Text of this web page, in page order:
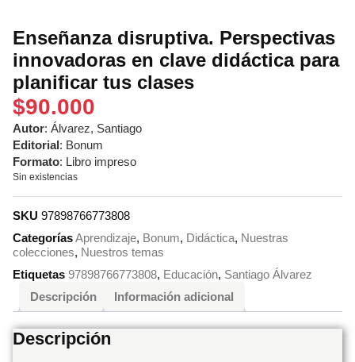
Enseñanza disruptiva. Perspectivas
innovadoras en clave didáctica para
planificar tus clases
$90.000
Autor: Álvarez, Santiago
Editorial: Bonum
Formato: Libro impreso
Sin existencias
SKU 97898766773808
CategoríasAprendizaje, Bonum, Didáctica, Nuestras
colecciones, Nuestros temas
Etiquetas 97898766773808, Educación, Santiago Álvarez
Descripción
Información adicional
Descripción